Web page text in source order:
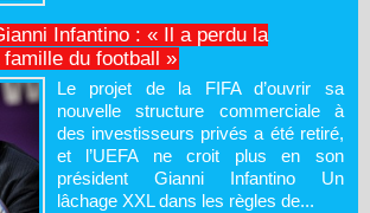
Infantino : « Il a perdu la
du football »
Le projet de la FIFA d’ouvrir sa
nouvelle structure commerciale à
des investisseurs privés a été retiré,
et l’UEFA ne croit plus en son
président Gianni Infantino Un
lâchage XXL dans les règles de...